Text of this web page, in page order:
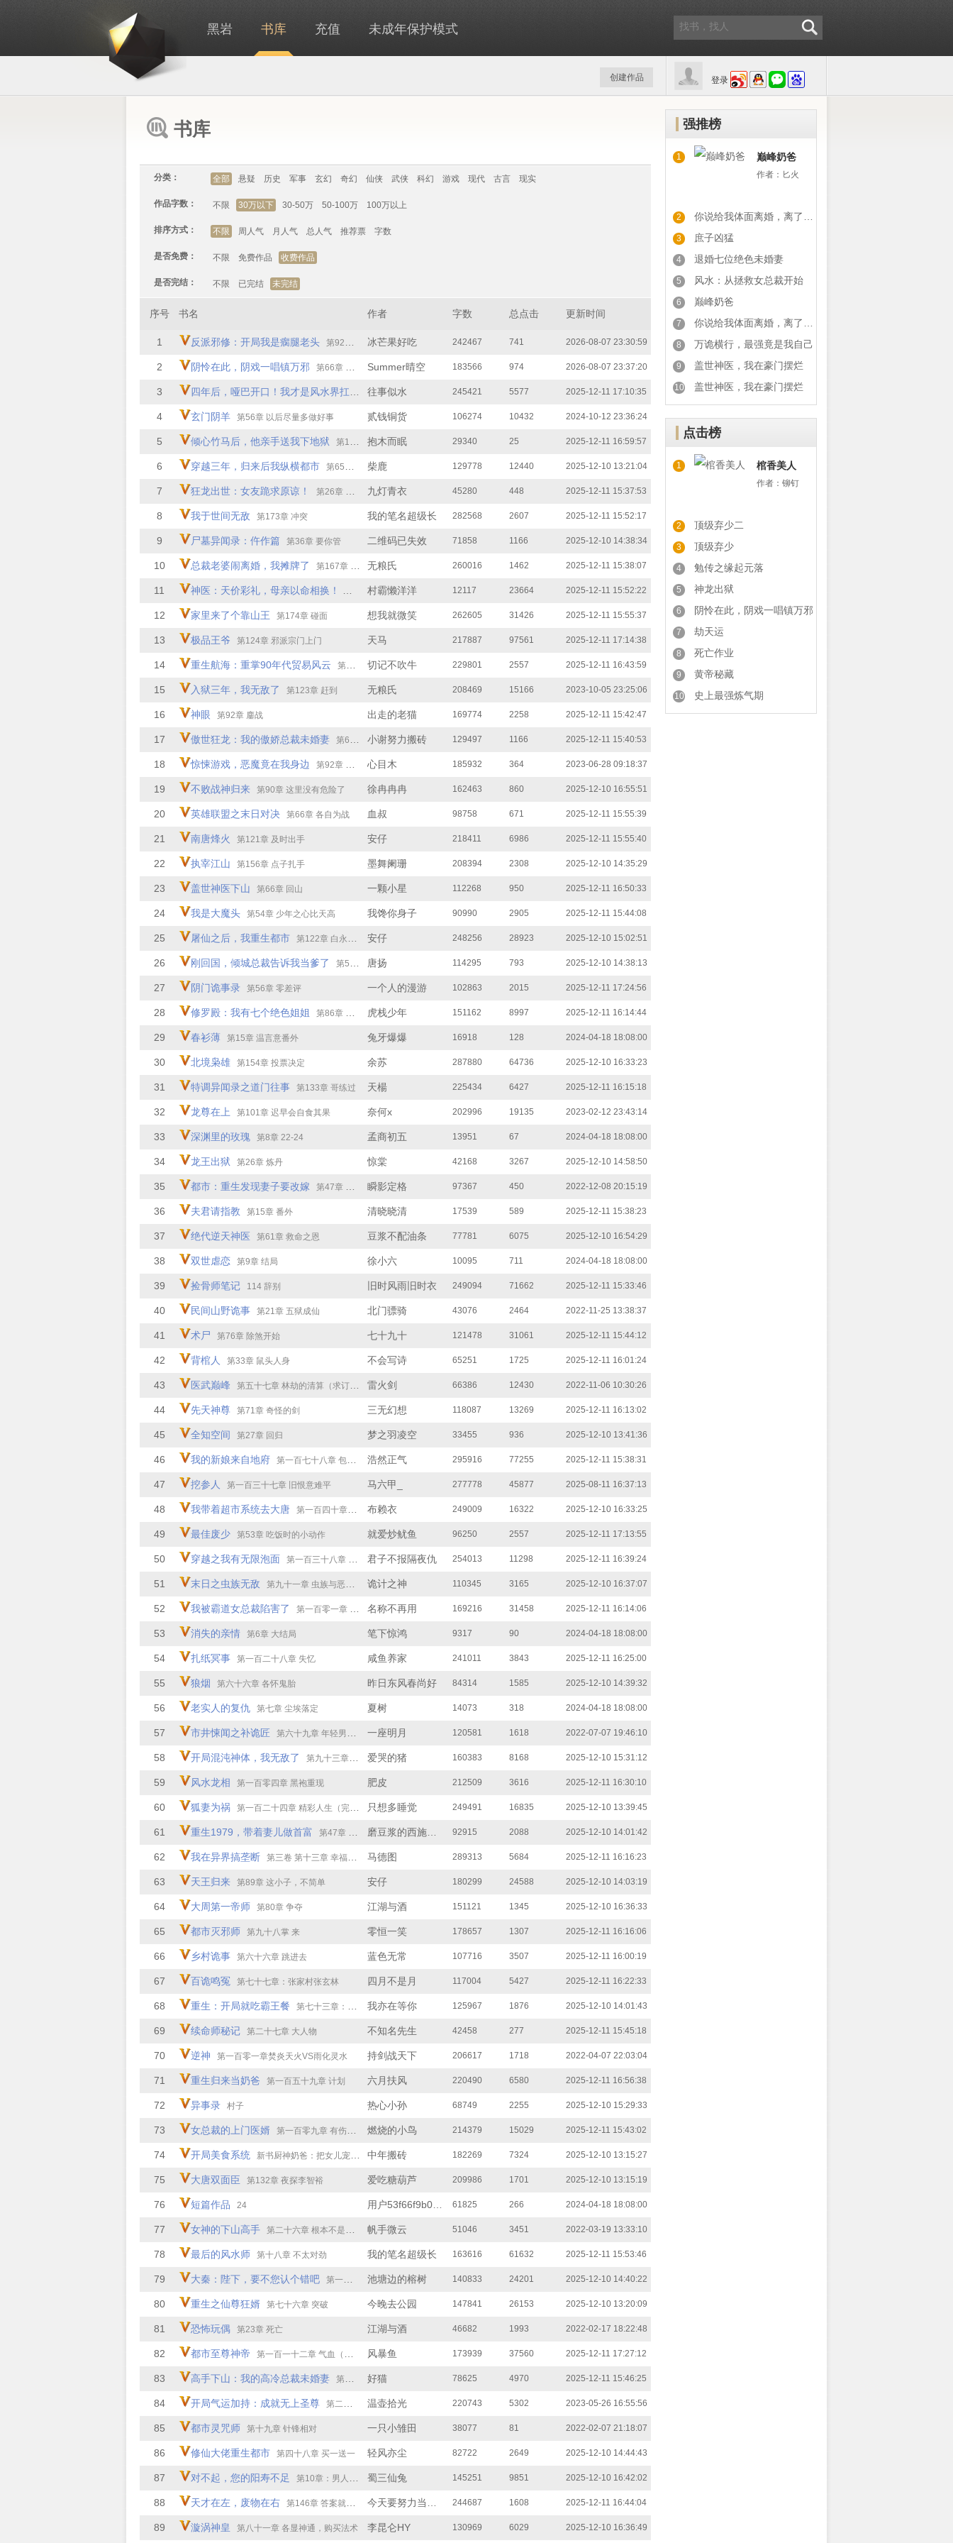
黑岩 书库 充值 未成年保护模式
登录
创建作品
书库
分类： 全部 悬疑 历史 军事 玄幻 奇幻 仙侠 武侠 科幻 游戏 现代 古言 现实
作品字数： 不限 30万以下 30-50万 50-100万 100万以上
排序方式： 不限 周人气 月人气 总人气 推荐票 字数
是否免费： 不限 免费作品 收费作品
是否完结： 不限 已完结 未完结
序号 书名 作者 字数 总点击 更新时间
1 反派邪修：开局我是瘸腿老头 第92章 玄正阳信息 冰芒果好吃 242467 741 2026-08-07 23:30:59
2 阴怜在此，阴戏一唱镇万邪 第66章 大巴闯阵，村民横拦 Summer晴空 183566 974 2026-08-07 23:37:20
3 四年后，哑巴开口！我才是风水界扛鼎的爷！ 第122章 救人
往事似水 245421 5577 2025-12-11 17:10:35
4 玄门阴羊 第56章 以后尽量多做好事 贰钱铜货 106274 10432 2024-10-12 23:36:24
5 倾心竹马后，他亲手送我下地狱 第15章 15 抱木而眠 29340 25 2025-12-11 16:59:57
6 穿越三年，归来后我纵横都市 第65章 狼神殿殿主 柴鹿 129778 12440 2025-12-10 13:21:04
7 狂龙出世：女友跪求原谅！ 第26章 白老爷子！ 九灯青衣 45280 448 2025-12-11 15:37:53
8 我于世间无敌 第173章 冲突 我的笔名超级长 282568 2607 2025-12-11 15:52:17
9 尸墓异闻录：仵作篇 第36章 要你管 二维码已失效 71858 1166 2025-12-10 14:38:34
10 总裁老婆闹离婚，我摊牌了 第167章 厉害人物 无粮氏 260016 1462 2025-12-11 15:38:07
11 神医：天价彩礼，母亲以命相换！ 第103章 上套了
村霸懒洋洋 12117 23664 2025-12-11 15:52:22
12 家里来了个靠山王 第174章 碰面 想我就微笑 262605 31426 2025-12-11 15:55:37
13 极品王爷 第124章 邪派宗门上门 天马 217887 97561 2025-12-11 17:14:38
14 重生航海：重掌90年代贸易风云 第142章 谢谢你 切记不吹牛 229801 2557 2025-12-11 16:43:59
15 入狱三年，我无敌了 第123章 赶到 无粮氏 208469 15166 2023-10-05 23:25:06
16 神眼 第92章 鏖战 出走的老猫 169774 2258 2025-12-11 15:42:47
17 傲世狂龙：我的傲娇总裁未婚妻 第68章 你们怎么在这里？！ 小谢努力搬砖 129497 1166 2025-12-11 15:40:53
18 惊悚游戏，恶魔竟在我身边 第92章 回来了？ 心目木 185932 364 2023-06-28 09:18:37
19 不败战神归来 第90章 这里没有危险了 徐冉冉冉 162463 860 2025-12-10 16:55:51
20 英雄联盟之末日对决 第66章 各自为战 血叔 98758 671 2025-12-11 15:55:39
21 南唐烽火 第121章 及时出手 安仔 218411 6986 2025-12-11 15:55:40
22 执宰江山 第156章 点子扎手 墨舞阑珊 208394 2308 2025-12-10 14:35:29
23 盖世神医下山 第66章 回山 一颗小星 112268 950 2025-12-11 16:50:33
24 我是大魔头 第54章 少年之心比天高 我馋你身子 90990 2905 2025-12-11 15:44:08
25 屠仙之后，我重生都市 第122章 白永元与龙苑杰 安仔 248256 28923 2025-12-10 15:02:51
26 刚回国，倾城总裁告诉我当爹了 第59章 叫我闪送侠 唐扬 114295 793 2025-12-10 14:38:13
27 阴门诡事录 第56章 零差评 一个人的漫游 102863 2015 2025-12-11 17:24:56
28 修罗殿：我有七个绝色姐姐 第86章 却之不恭 虎栈少年 151162 8997 2025-12-11 16:14:44
29 春衫薄 第15章 温言意番外 兔牙爆爆 16918 128 2024-04-18 18:08:00
30 北境枭雄 第154章 投票决定 余苏 287880 64736 2025-12-10 16:33:23
31 特调异闻录之道门往事 第133章 哥练过 天楊 225434 6427 2025-12-11 16:15:18
32 龙尊在上 第101章 迟早会自食其果 奈何x 202996 19135 2023-02-12 23:43:14
33 深渊里的玫瑰 第8章 22-24 孟商初五 13951 67 2024-04-18 18:08:00
34 龙王出狱 第26章 炼丹 惊棠 42168 3267 2025-12-10 14:58:50
35 都市：重生发现妻子要改嫁 第47章 哪怕只有一分钟，也不后悔 瞬影定格 97367 450 2022-12-08 20:15:19
36 夫君请指教 第15章 番外 清晓晓清 17539 589 2025-12-11 15:38:23
37 绝代逆天神医 第61章 救命之恩 豆浆不配油条 77781 6075 2025-12-10 16:54:29
38 双世虐恋 第9章 结局 徐小六 10095 711 2024-04-18 18:08:00
39 捡骨师笔记 114 辞别 旧时风雨旧时衣 249094 71662 2025-12-11 15:33:46
40 民间山野诡事 第21章 五狱成仙 北门骠骑 43076 2464 2022-11-25 13:38:37
41 术尸 第76章 除煞开始 七十九十 121478 31061 2025-12-11 15:44:12
42 背棺人 第33章 鼠头人身 不会写诗 65251 1725 2025-12-11 16:01:24
43 医武巅峰 第五十七章 林劫的清算（求订阅） 雷火剑 66386 12430 2022-11-06 10:30:26
44 先天神尊 第71章 奇怪的剑 三无幻想 118087 13269 2025-12-11 16:13:02
45 全知空间 第27章 回归 梦之羽凌空 33455 936 2025-12-10 13:41:36
46 我的新娘来自地府 第一百七十八章 包间里的陈姐 浩然正气 295916 77255 2025-12-11 15:38:31
47 挖参人 第一百三十七章 旧恨意难平 马六甲_ 277778 45877 2025-08-11 16:37:13
48 我带着超市系统去大唐 第一百四十章大婚之日 布赖衣 249009 16322 2025-12-10 16:33:25
49 最佳废少 第53章 吃饭时的小动作 就爱炒鱿鱼 96250 2557 2025-12-11 17:13:55
50 穿越之我有无限泡面 第一百三十八章 决生死 君子不报隔夜仇 254013 11298 2025-12-11 16:39:24
51 末日之虫族无敌 第九十一章 虫族与恶魔之战 诡计之神 110345 3165 2025-12-10 16:37:07
52 我被霸道女总裁陷害了 第一百零一章 黄村善后人钱一 名称不再用 169216 31458 2025-12-11 16:14:06
53 消失的亲情 第6章 大结局 笔下惊鸿 9317 90 2024-04-18 18:08:00
54 扎纸冥事 第一百二十八章 失忆 咸鱼养家 241011 3843 2025-12-11 16:25:00
55 狼烟 第六十六章 各怀鬼胎 昨日东风春尚好 84314 1585 2025-12-10 14:39:32
56 老实人的复仇 第七章 尘埃落定 夏树 14073 318 2024-04-18 18:08:00
57 市井悚闻之补诡匠 第六十九章 年轻男人的言论 一座明月 120581 1618 2022-07-07 19:46:10
58 开局混沌神体，我无敌了 第九十三章联手 爱哭的猪 160383 8168 2025-12-10 15:31:12
59 风水龙相 第一百零四章 黑袍重现 肥皮 212509 3616 2025-12-11 16:30:10
60 狐妻为祸 第一百二十四章 精彩人生（完结） 只想多睡觉 249491 16835 2025-12-10 13:39:45
61 重生1979，带着妻儿做首富 第47章 功夫不负有心人 92915 2088 2025-12-10 14:01:42
62 我在异界搞垄断 第三卷 第十三章 幸福生活的模板（下） 马德图 289313 5684 2025-12-11 16:16:23
63 天王归来 第89章 这小子，不简单 安仔 180299 24588 2025-12-10 14:03:19
64 大周第一帝师 第80章 争夺 江湖与酒 151121 1345 2025-12-10 16:36:33
65 都市灭邪师 第九十八掌 来 零恒一笑 178657 1307 2025-12-11 16:16:06
66 乡村诡事 第六十六章 跳进去 蓝色无常 107716 3507 2025-12-11 16:00:19
67 百诡鸣冤 第七十七章：张家村张玄林 四月不是月 117004 5427 2025-12-11 16:22:33
68 重生：开局就吃霸王餐 第七十三章：嫉妒使人面目全非 我亦在等你 125967 1876 2025-12-10 14:01:43
69 续命师秘记 第二十七章 大人物 不知名先生 42458 277 2025-12-11 15:45:18
70 逆神 第一百零一章焚炎天火VS雨化灵水 持剑战天下 206617 1718 2022-04-07 22:03:04
71 重生归来当奶爸 第一百五十九章 计划 六月扶风 220490 6580 2025-12-11 16:56:38
72 异事录 村子 热心小孙 68749 2255 2025-12-10 15:29:33
73 女总裁的上门医婿 第一百零九章 有伤风化 燃烧的小鸟 214379 15029 2025-12-11 15:43:02
74 开局美食系统 新书厨神奶爸：把女儿宠上天，还请老板们支持！！ 中年搬砖 182269 7324 2025-12-10 13:15:27
75 大唐双面臣 第132章 夜探李智裕 爱吃糖葫芦 209986 1701 2025-12-10 13:15:19
76 短篇作品 24 61825 266 2024-04-18 18:08:00
77 女神的下山高手 第二十六章 根本不是对手（大结局） 帆手微云 51046 3451 2022-03-19 13:33:10
78 最后的风水师 第十八章 不太对劲 我的笔名超级长 163616 61632 2025-12-11 15:53:46
79 大秦：陛下，要不您认个错吧 第一百二十三章 韩信到来 池塘边的榕树 140833 24201 2025-12-10 14:40:22
80 重生之仙尊狂婿 第七十六章 突破 今晚去公园 147841 26153 2025-12-10 13:20:09
81 恐怖玩偶 第23章 死亡 江湖与酒 46682 1993 2022-02-17 18:22:48
82 都市至尊神帝 第一百一十二章 气血（求订阅） 风暴鱼 173939 37560 2025-12-11 17:27:12
83 高手下山：我的高冷总裁未婚妻 第三十九章 女总裁的小心思 好猫 78625 4970 2025-12-11 15:46:25
84 开局气运加持：成就无上圣尊 第二百一十五章 评选 温壶拾光 220743 5302 2023-05-26 16:55:56
85 都市灵咒师 第十九章 针锋相对 一只小雏田 38077 81 2022-02-07 21:18:07
86 修仙大佬重生都市 第四十八章 买一送一 轻风亦尘 82722 2649 2025-12-10 14:44:43
87 对不起，您的阳寿不足 第10章：男人出轨 蜀三仙兔 145251 9851 2025-12-10 16:42:02
88 天才在左，废物在右 第146章 答案就在灵都 244687 1608 2025-12-11 16:44:04
89 漩涡神皇 第八十一章 各显神通，购买法术 李昆仑HY 130969 6029 2025-12-10 16:36:49
强推榜
1 巅峰奶爸
作者： 匕火
2 你说给我体面离婚，离了你又后悔
3 庶子凶猛
4 退婚七位绝色未婚妻
5 风水：从拯救女总裁开始
6 巅峰奶爸
7 你说给我体面离婚，离了你又后悔
8 万诡横行，最强竟是我自己
9 盖世神医，我在豪门摆烂
10 盖世神医，我在豪门摆烂
点击榜
1 棺香美人
作者： 铆钉
2 顶级弃少二
3 顶级弃少
4 勉传之缘起元落
5 神龙出狱
6 阴怜在此，阴戏一唱镇万邪
7 劫天运
8 死亡作业
9 黄帝秘藏
10 史上最强炼气期